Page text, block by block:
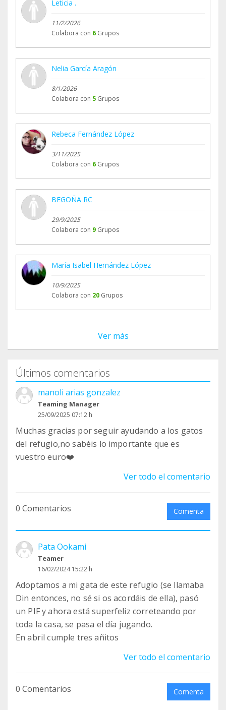
Leticia .
11/2/2026
Colabora con 6 Grupos
Nelia García Aragón
8/1/2026
Colabora con 5 Grupos
Rebeca Fernández López
3/11/2025
Colabora con 6 Grupos
BEGOÑA RC
29/9/2025
Colabora con 9 Grupos
María Isabel Hernández López
10/9/2025
Colabora con 20 Grupos
Ver más
Últimos comentarios
manoli arias gonzalez
Teaming Manager
25/09/2025 07:12 h
Muchas gracias por seguir ayudando a los gatos
del refugio,no sabéis lo importante que es
vuestro euro❤️
Ver todo el comentario
0 Comentarios Comenta
Pata Ookami
Teamer
16/02/2024 15:22 h
Adoptamos a mi gata de este refugio (se llamaba
Din entonces, no sé si os acordáis de ella), pasó
un PIF y ahora está superfeliz correteando por
toda la casa, se pasa el día jugando.
En abril cumple tres añitos
Ver todo el comentario
0 Comentarios Comenta